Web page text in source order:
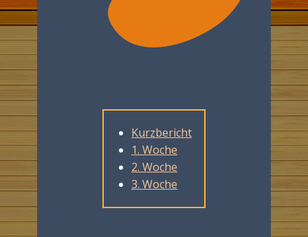
Kurzbericht
1. Woche
2. Woche
3. Woche